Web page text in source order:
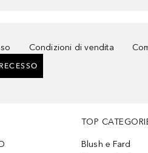
Condizioni di vendita
TOP
Blush e Fard